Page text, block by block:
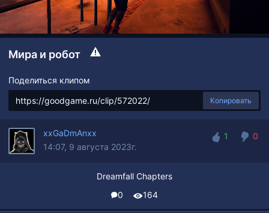
Мира и робот
Поделиться клипом
Копировать
xxGaDmAnxx
14:07, 9 августа 2023г.
1
0
Dreamfall Chapters
0
164